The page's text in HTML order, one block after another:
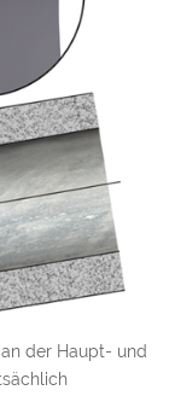
der Haupt- und